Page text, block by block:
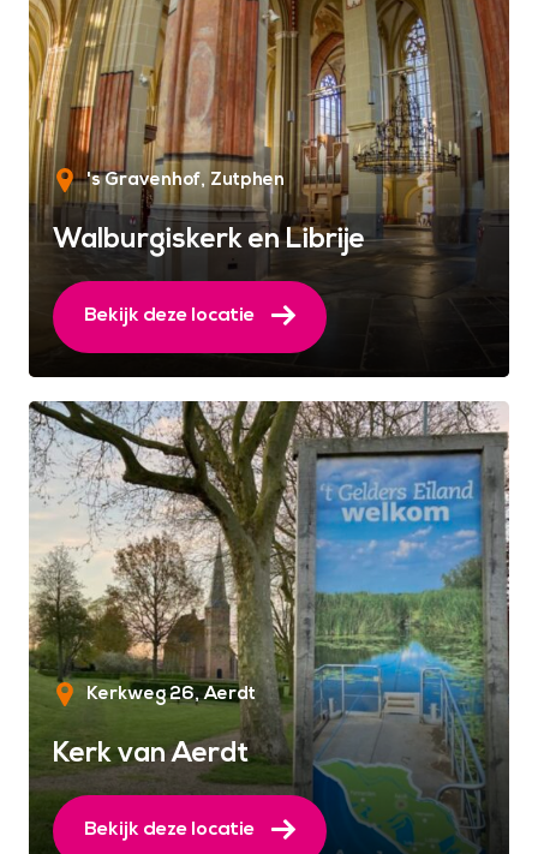
's Gravenhof Zutphen
Walburgiskerk en Librije
Bekijk deze locatie
Kerkweg 26 Aerdt
Kerk van Aerdt
Bekijk deze locatie